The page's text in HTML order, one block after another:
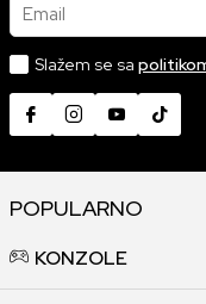
Email
Slažem se sa
POPULARNO
KONZOLE